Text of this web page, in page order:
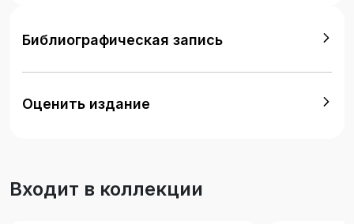
обучающихся по укрупненным группам
информационные науки», «Информатика и
вычислительная техника», «Информационная
безопасность», изучающих дисциплины
Библиографическая запись
Оценить издание
Входит в коллекции